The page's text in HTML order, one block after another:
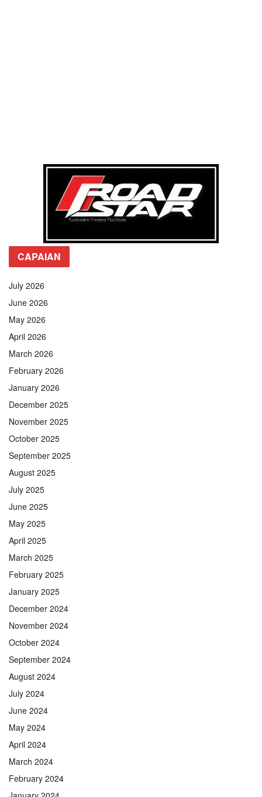
CAPAIAN
July 2026
June 2026
May 2026
April 2026
March 2026
February 2026
January 2026
December 2025
November 2025
October 2025
September 2025
August 2025
July 2025
June 2025
May 2025
April 2025
March 2025
February 2025
January 2025
December 2024
November 2024
October 2024
September 2024
August 2024
July 2024
June 2024
May 2024
April 2024
March 2024
February 2024